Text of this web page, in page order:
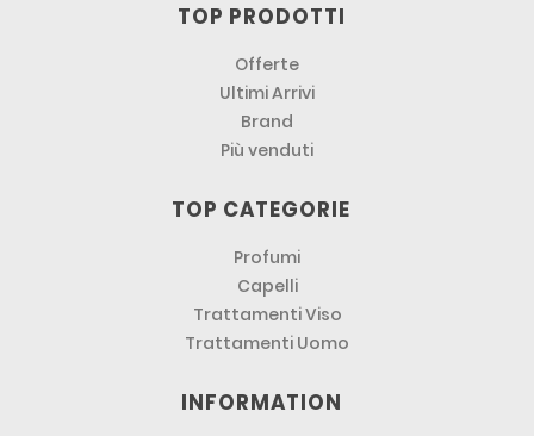
TOP PRODOTTI
Offerte
Ultimi Arrivi
Brand
Più venduti
TOP CATEGORIE
Profumi
Capelli
Trattamenti Viso
Trattamenti Uomo
INFORMATION